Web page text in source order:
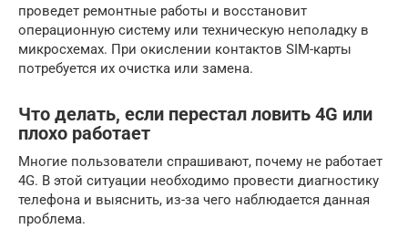
проведет ремонтные работы и восстановит
операционную систему или техническую неполадку в
микросхемах. При окислении контактов SIM-карты
потребуется их очистка или замена.
Что делать, если перестал ловить 4G или
плохо работает
Многие пользователи спрашивают, почему не работает
4G. В этой ситуации необходимо провести диагностику
телефона и выяснить, из-за чего наблюдается данная
проблема.